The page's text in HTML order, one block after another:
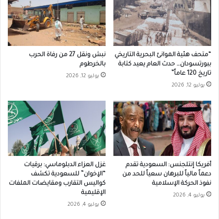
“متحف هئية الموانئ البحرية التاريخي
ببورتسودان… حدث العام يعيد كتابة
تاريخ 120 عاماً”
يوليو 12, 2026
نبش ونقل 27 من رفاة الحرب
بالخرطوم
يوليو 12, 2026
أفريكا إنتلجنس: السعودية تقدم
دعماً مالياً للبرهان سعياً للحد من
نفوذ الحركة الإسلامية
يوليو 4, 2026
غزل العزاء الدبلوماسي: برقيات
“الإخوان” للسعودية تكشف
كواليس التقارب ومقايضات الملفات
الإقليمية
يوليو 4, 2026